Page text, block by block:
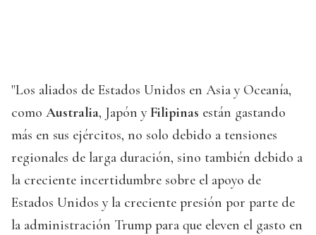
"Los aliados de Estados Unidos en Asia y Oceanía,
como Australia, Japón yFilipinas están gastando
más en sus ejércitos, no solo debido a tensiones
regionales de larga duración, sino también debido a
la creciente incertidumbre sobre el apoyo de
Estados Unidos y la creciente presión por parte de
la administración Trump para que eleven el gasto en